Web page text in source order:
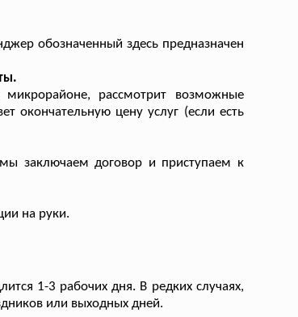
обозначенный здесь предназначен
рассмотрит возможные
окончательную цену услуг (если есть
заключаем договор и приступаем к
на руки.
1-3 рабочих дня. В редких случаях,
или выходных дней.